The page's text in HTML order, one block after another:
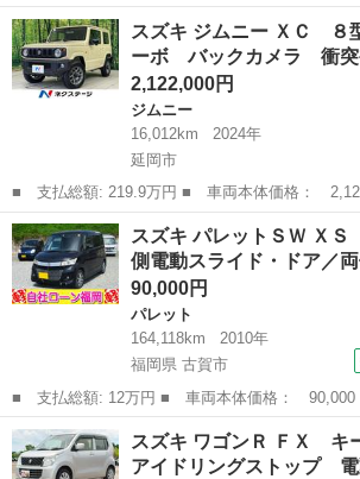
ー名： スズキ ■ 車種名： ハスラー ■ グレ
ル ワンオーナー 純正８インチナビ 全方位カ
ー フル...
宮崎 宮崎市 その他
スズキ ジムニー ＸＣ
ーボ バックカメラ 衝
2,122,000円
ジムニー
16,012km
2024年
延岡市
■ 支払総額: 219.9万円 ■ 車両本体価格： 2,122,000 円 ■ メーカ
ー名： スズキ ■ 車種名： ジムニー ■ グレ
型ナビ ４ＷＤ ターボ バックカメラ 衝突被
煙車 ド...
宮崎 延岡市 ジムニー
スズキ パレットＳＷ Ｘ
側電動スライド・ドア／
90,000円
パレット
164,118km
2010年
福岡県 古賀市
■ 支払総額: 12万円 ■ 車両本体価格： 90,000 円 ■ メーカー
名： スズキ ■ 車種名： パレットＳＷ ■
／ナビ／ＴＶ／片側電動スライド・ドア／両側ス
ートキー／プッシュ...
福岡 古賀市 パレット
スズキ ワゴンＲ ＦＸ キ
アイドリングストップ